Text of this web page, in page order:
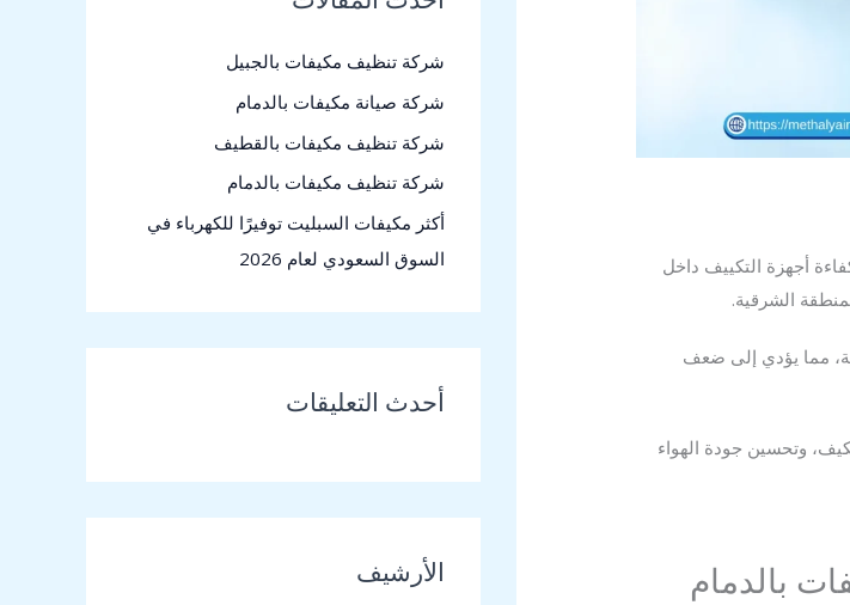
أجهزة التكييف داخل
الشرقية.
مما يؤدي إلى ضعف
وتحسين جودة الهواء
بالدمام
ن
:
شركة تنظيف مكيفات بالجبيل
شركة صيانة مكيفات بالدمام
شركة تنظيف مكيفات بالقطيف
شركة تنظيف مكيفات بالدمام
أكثر مكيفات السبليت توفيرًا للكهرباء في
السوق السعودي لعام 2026
أحدث التعليقات
الأرشيف